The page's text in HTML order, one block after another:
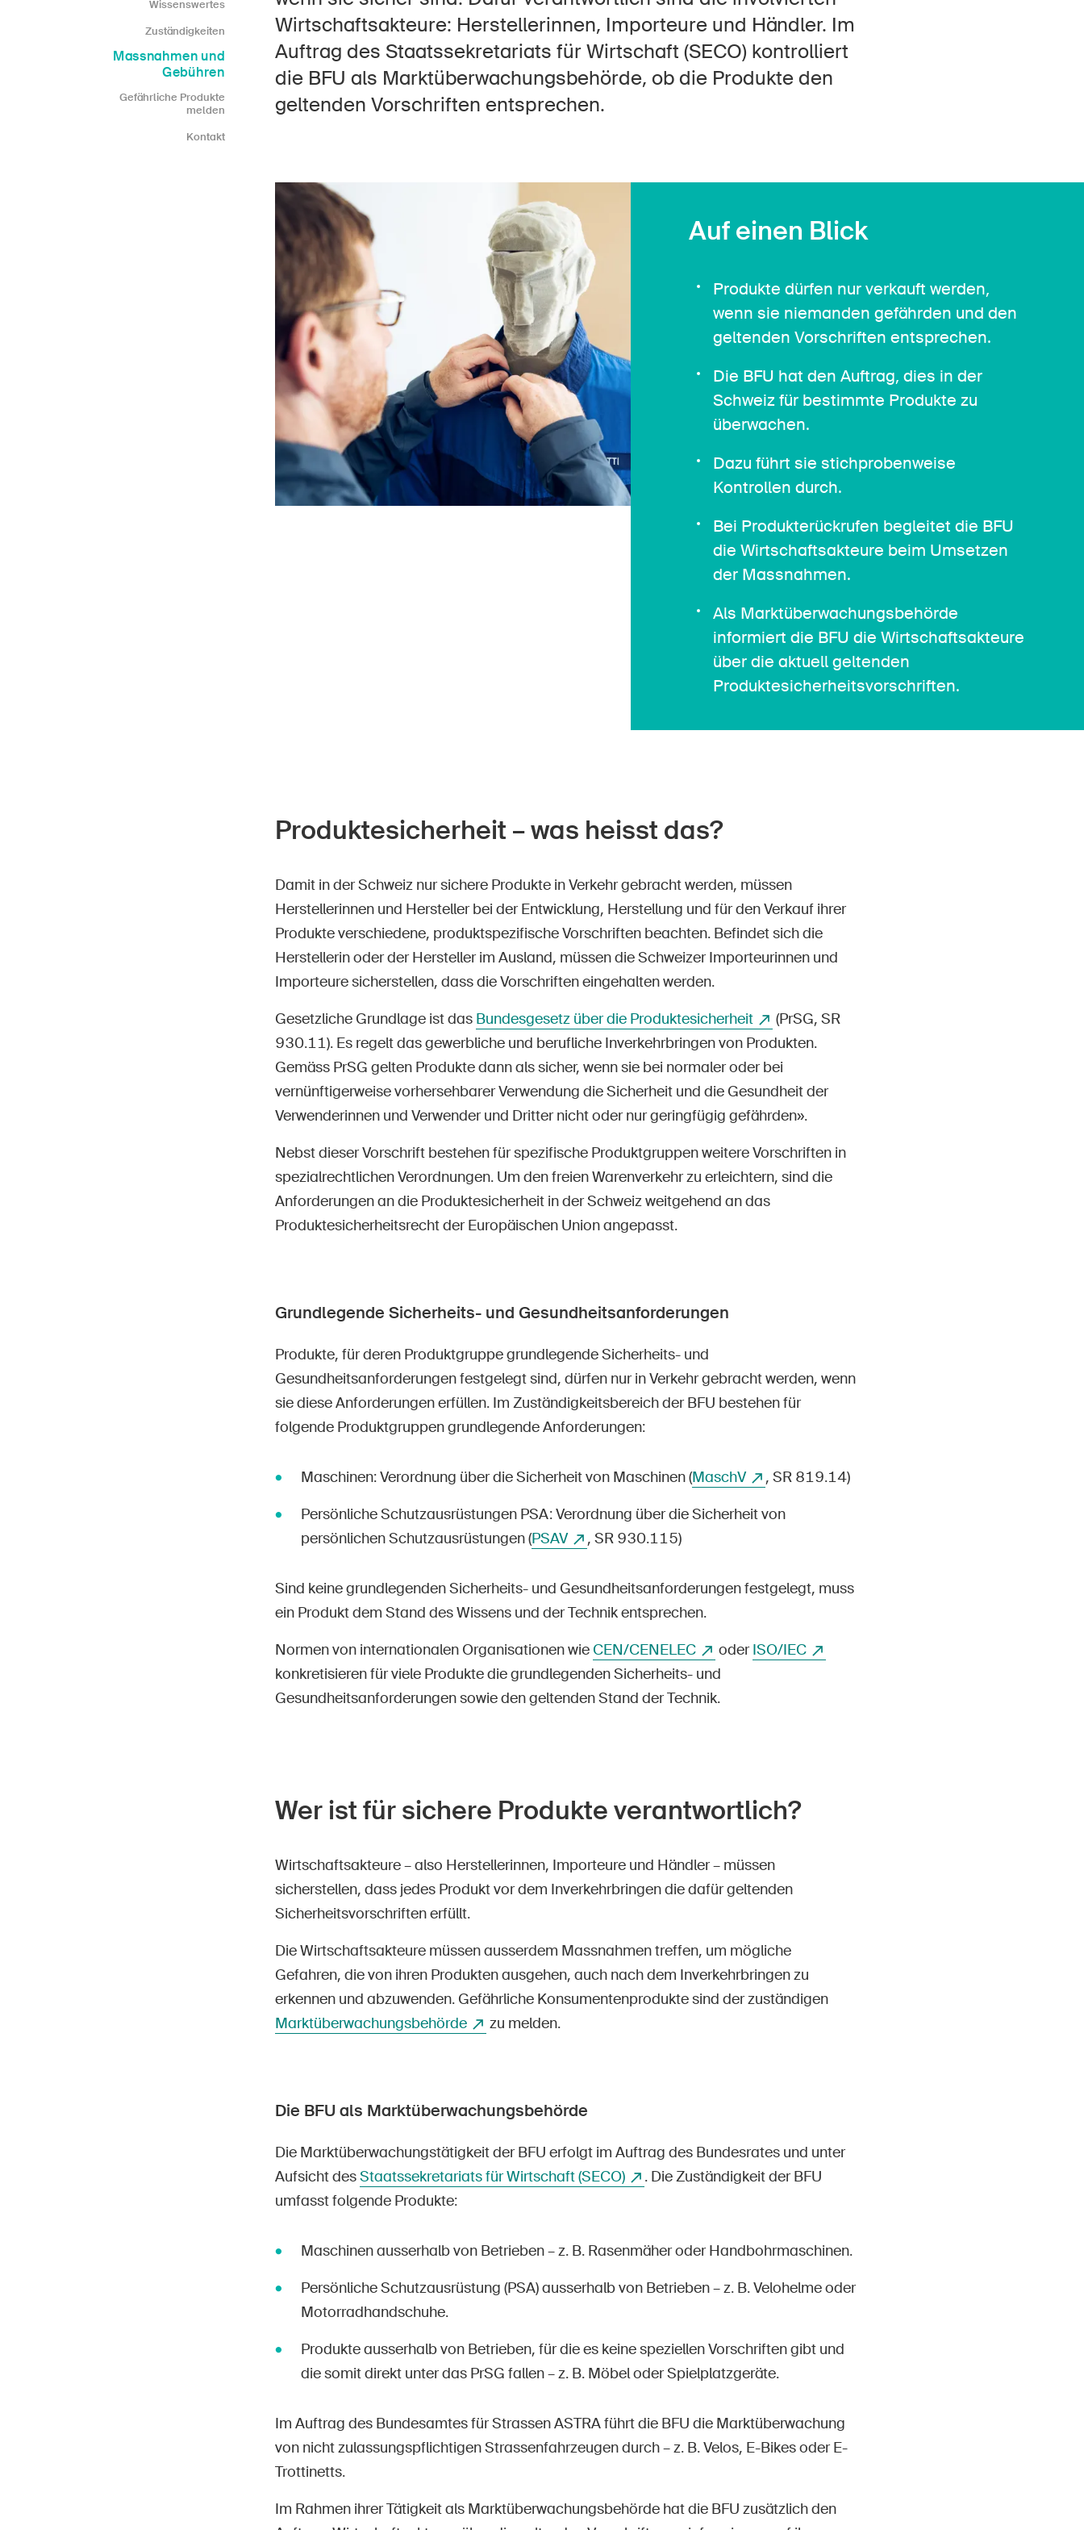
FR IT EN Startseite Newsletter abonnieren
Wissenswertes
Zuständigkeiten
Massnahmen und
Gebühren
Gefährliche Produkte
melden
Kontakt
Wirtschaftsakteure: Herstellerinnen, Importeure und Händler. Im
Auftrag des Staatssekretariats für Wirtschaft (SECO) kontrolliert
die BFU als Marktüberwachungsbehörde, ob die Produkte den
geltenden Vorschriften entsprechen.
Auf einen Blick
Produkte dürfen nur verkauft werden,
wenn sie niemanden gefährden und den
geltenden Vorschriften entsprechen.
Die BFU hat den Auftrag, dies in der
Schweiz für bestimmte Produkte zu
überwachen.
Dazu führt sie stichprobenweise
Kontrollen durch.
Bei Produkterückrufen begleitet die BFU
die Wirtschaftsakteure beim Umsetzen
der Massnahmen.
Als Marktüberwachungsbehörde
informiert die BFU die Wirtschaftsakteure
über die aktuell geltenden
Produktesicherheitsvorschriften.
Produktesicherheit – was heisst das?
Damit in der Schweiz nur sichere Produkte in Verkehr gebracht werden, müssen
Herstellerinnen und Hersteller bei der Entwicklung, Herstellung und für den Verkauf ihrer
Produkte verschiedene, produktspezifische Vorschriften beachten. Befindet sich die
Herstellerin oder der Hersteller im Ausland, müssen die Schweizer Importeurinnen und
Importeure sicherstellen, dass die Vorschriften eingehalten werden.
Gesetzliche Grundlage ist das Bundesgesetz über die Produktesicherheit
(PrSG, SR
930.11). Es regelt das gewerbliche und berufliche Inverkehrbringen von Produkten.
Gemäss PrSG gelten Produkte dann als sicher, wenn sie bei normaler oder bei
vernünftigerweise vorhersehbarer Verwendung die Sicherheit und die Gesundheit der
Verwenderinnen und Verwender und Dritter nicht oder nur geringfügig gefährden».
Nebst dieser Vorschrift bestehen für spezifische Produktgruppen weitere Vorschriften in
spezialrechtlichen Verordnungen. Um den freien Warenverkehr zu erleichtern, sind die
Anforderungen an die Produktesicherheit in der Schweiz weitgehend an das
Produktesicherheitsrecht der Europäischen Union angepasst.
Grundlegende Sicherheits- und Gesundheitsanforderungen
Produkte, für deren Produktgruppe grundlegende Sicherheits- und
Gesundheitsanforderungen festgelegt sind, dürfen nur in Verkehr gebracht werden, wenn
sie diese Anforderungen erfüllen. Im Zuständigkeitsbereich der BFU bestehen für
folgende Produktgruppen grundlegende Anforderungen:
Maschinen: Verordnung über die Sicherheit von Maschinen (MaschV
, SR 819.14)
Persönliche Schutzausrüstungen PSA: Verordnung über die Sicherheit von
persönlichen Schutzausrüstungen (PSAV , SR 930.115)
Sind keine grundlegenden Sicherheits- und Gesundheitsanforderungen festgelegt, muss
ein Produkt dem Stand des Wissens und der Technik entsprechen.
Normen von internationalen Organisationen wie CEN/CENELEC oderISO/IEC
konkretisieren für viele Produkte die grundlegenden Sicherheits- und
Gesundheitsanforderungen sowie den geltenden Stand der Technik.
Wer ist für sichere Produkte verantwortlich?
Wirtschaftsakteure – also Herstellerinnen, Importeure und Händler – müssen
sicherstellen, dass jedes Produkt vor dem Inverkehrbringen die dafür geltenden
Sicherheitsvorschriften erfüllt.
Die Wirtschaftsakteure müssen ausserdem Massnahmen treffen, um mögliche
Gefahren, die von ihren Produkten ausgehen, auch nach dem Inverkehrbringen zu
erkennen und abzuwenden. Gefährliche Konsumentenprodukte sind der zuständigen
Marktüberwachungsbehörde
zu melden.
Die BFU als Marktüberwachungsbehörde
Die Marktüberwachungstätigkeit der BFU erfolgt im Auftrag des Bundesrates und unter
Aufsicht desStaatssekretariats für Wirtschaft (SECO)
. Die Zuständigkeit der BFU
umfasst folgende Produkte:
Maschinen ausserhalb von Betrieben – z. B. Rasenmäher oder Handbohrmaschinen.
Persönliche Schutzausrüstung (PSA) ausserhalb von Betrieben – z. B. Velohelme oder
Motorradhandschuhe.
Produkte ausserhalb von Betrieben, für die es keine speziellen Vorschriften gibt und
die somit direkt unter das PrSG fallen – z. B. Möbel oder Spielplatzgeräte.
Im Auftrag des Bundesamtes für Strassen ASTRA führt die BFU die Marktüberwachung
von nicht zulassungspflichtigen Strassenfahrzeugen durch – z. B. Velos, E-Bikes oder E-
Trottinetts.
Im Rahmen ihrer Tätigkeit als Marktüberwachungsbehörde hat die BFU zusätzlich den